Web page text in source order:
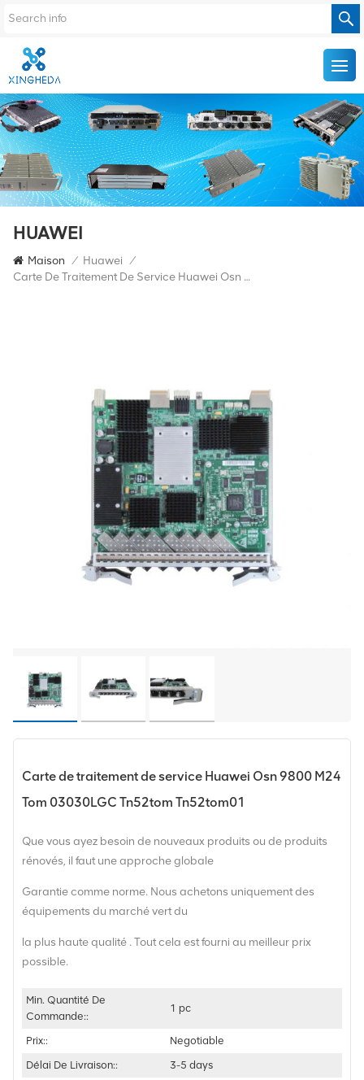
HUAWEI
Maison / Huawei /
Carte De Traitement De Service Huawei Osn 9800 M24 Tom 03030LGC Tn52tom Tn52tom01
Carte de traitement de service Huawei Osn 9800 M24
Tom 03030LGC Tn52tom Tn52tom01
Que vous ayez besoin de nouveaux produits ou de produits
rénovés, il faut une approche globale
Garantie comme norme. Nous achetons uniquement des
équipements du marché vert du
la plus haute qualité . Tout cela est fourni au meilleur prix
possible.
Min. Quantité De
Commande::
1 pc
Prix::
Negotiable
Délai De Livraison::
3-5 days